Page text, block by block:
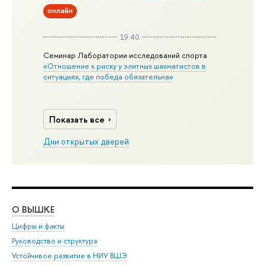
онлайн
19:40
Семинар Лаборатории исследований спорта
«Отношение к риску у элитных шахматистов в
ситуациях, где победа обязательна»
Показать все
Дни открытых дверей
О ВЫШКЕ
Цифры и факты
Руководство и структура
Устойчивое развитие в НИУ ВШЭ